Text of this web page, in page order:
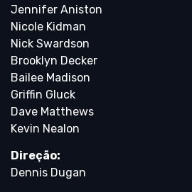
Jennifer Aniston
Nicole Kidman
Nick Swardson
Brooklyn Decker
Bailee Madison
Griffin Gluck
Dave Matthews
Kevin Nealon
Direção:
Dennis Dugan